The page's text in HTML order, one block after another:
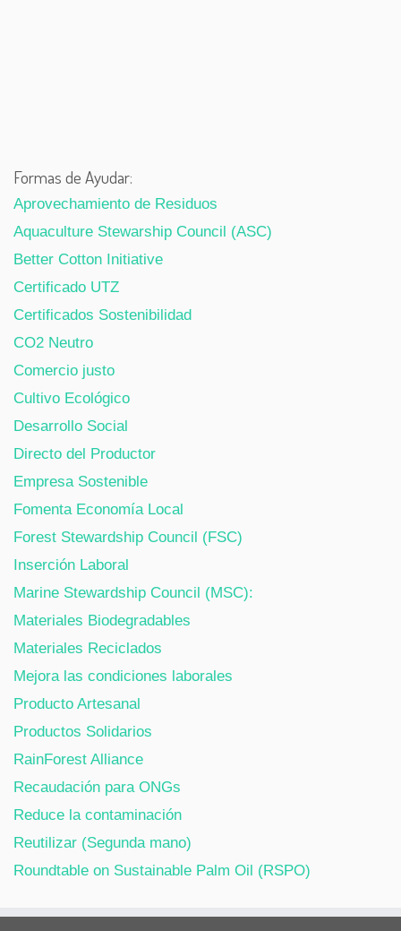
Formas de Ayudar:
Aprovechamiento de Residuos
Aquaculture Stewarship Council (ASC)
Better Cotton Initiative
Certificado UTZ
Certificados Sostenibilidad
CO2 Neutro
Comercio justo
Cultivo Ecológico
Desarrollo Social
Directo del Productor
Empresa Sostenible
Fomenta Economía Local
Forest Stewardship Council (FSC)
Inserción Laboral
Marine Stewardship Council (MSC):
Materiales Biodegradables
Materiales Reciclados
Mejora las condiciones laborales
Producto Artesanal
Productos Solidarios
RainForest Alliance
Recaudación para ONGs
Reduce la contaminación
Reutilizar (Segunda mano)
Roundtable on Sustainable Palm Oil (RSPO)